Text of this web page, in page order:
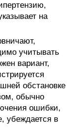
на
учитывать
вариант,
обстановке
обычно
ошибки,
убеждается в